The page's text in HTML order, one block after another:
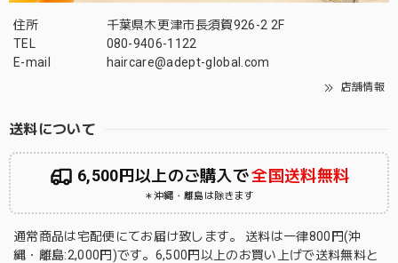
住所
千葉県木更津市長須賀926-2 2F
TEL
080-9406-1122
E-mail
haircare@adept-global.com
店舗情報
送料について
6,500円以上のご購入で全国送料無料
＊沖縄・離島は除きます
通常商品は宅配便にてお届け致します。 送料は一律800円(沖
縄・離島:2,000円)です。6,500円以上のお買い上げで送料無料と